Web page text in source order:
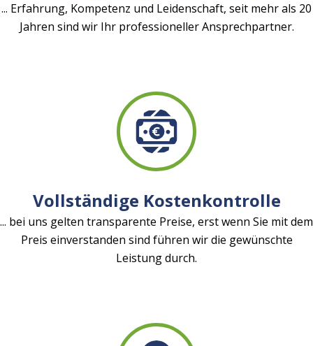
... Erfahrung, Kompetenz und Leidenschaft, seit mehr als 20
Jahren sind wir Ihr professioneller Ansprechpartner.
Vollständige Kostenkontrolle
... bei uns gelten transparente Preise, erst wenn Sie mit dem
Preis einverstanden sind führen wir die gewünschte
Leistung durch.